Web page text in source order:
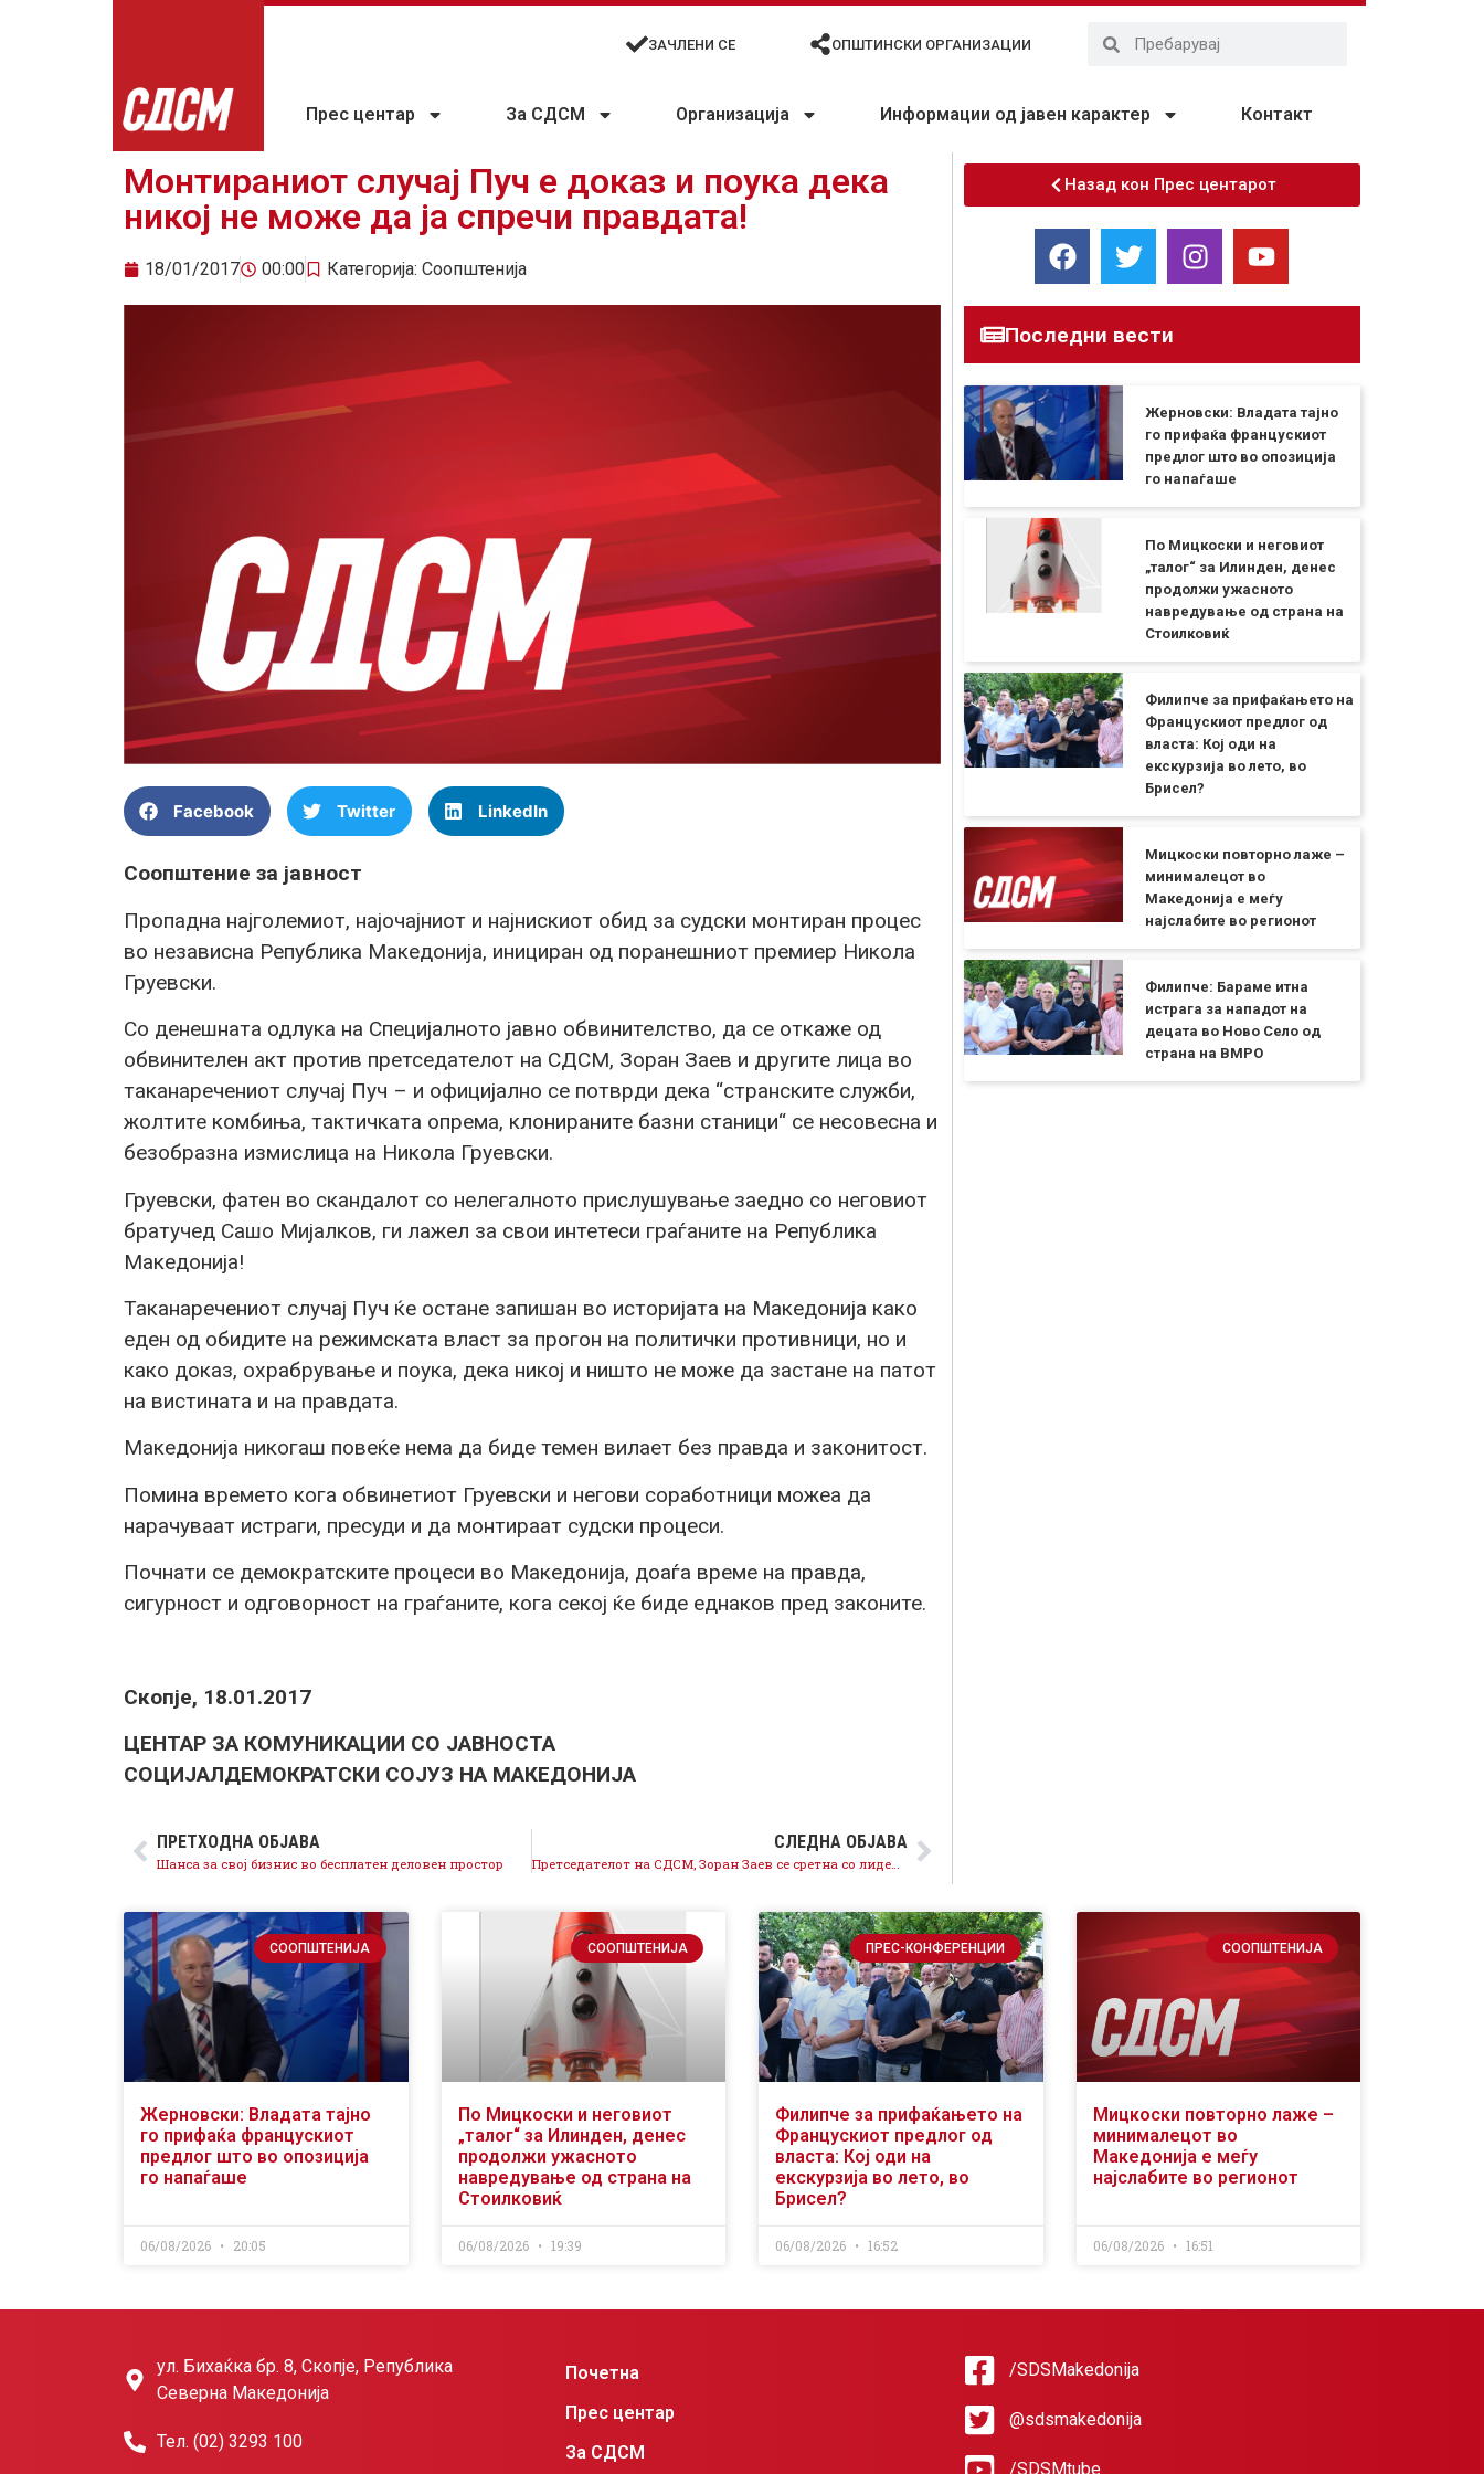
ЗАЧЛЕНИ СЕ ОПШТИНСКИ ОРГАНИЗАЦИИ
Прес центар За СДСМ Организација Информации од јавен карактер Контакт
Монтираниот случај Пуч е доказ и поука дека
никој не може да ја спречи правдата!
18/01/2017 00:00 Категорија: Соопштенија
Facebook Twitter LinkedIn
Соопштение за јавност
Пропадна најголемиот, најочајниот и најнискиот обид за судски монтиран процес
во независна Република Македонија, инициран од поранешниот премиер Никола
Груевски.
Со денешната одлука на Специјалното јавно обвинителство, да се откаже од
обвинителен акт против претседателот на СДСМ, Зоран Заев и другите лица во
таканаречениот случај Пуч – и официјално се потврди дека “странските служби,
жолтите комбиња, тактичката опрема, клонираните базни станици“ се несовесна и
безобразна измислица на Никола Груевски.
Груевски, фатен во скандалот со нелегалното прислушување заедно со неговиот
братучед Сашо Мијалков, ги лажел за свои интетеси граѓаните на Република
Македонија!
Таканаречениот случај Пуч ќе остане запишан во историјата на Македонија како
еден од обидите на режимската власт за прогон на политички противници, но и
како доказ, охрабрување и поука, дека никој и ништо не може да застане на патот
на вистината и на правдата.
Македонија никогаш повеќе нема да биде темен вилает без правда и законитост.
Помина времето кога обвинетиот Груевски и негови соработници можеа да
нарачуваат истраги, пресуди и да монтираат судски процеси.
Почнати се демократските процеси во Македонија, доаѓа време на правда,
сигурност и одговорност на граѓаните, кога секој ќе биде еднаков пред законите.
Скопје, 18.01.2017
ЦЕНТАР ЗА КОМУНИКАЦИИ СО ЈАВНОСТА
СОЦИЈАЛДЕМОКРАТСКИ СОЈУЗ НА МАКЕДОНИЈА
ПРЕТХОДНА ОБЈАВА
Шанса за свој бизнис во бесплатен деловен простор
СЛЕДНА ОБЈАВА
Назад кон Прес центарот
Последни вести
Жерновски: Владата тајно
го прифаќа францускиот
предлог што во опозиција
го напаѓаше
По Мицкоски и неговиот
„талог“ за Илинден, денес
продолжи ужасното
навредување од страна на
Стоилковиќ
Филипче за прифаќањето на
Францускиот предлог од
власта: Кој оди на
екскурзија во лето, во
Брисел?
Мицкоски повторно лаже –
минималецот во
Македонија е меѓу
најслабите во регионот
Филипче: Бараме итна
истрага за нападот на
децата во Ново Село од
страна на ВМРО
СООПШТЕНИЈА
Жерновски: Владата тајно
го прифаќа францускиот
предлог што во опозиција
го напаѓаше
06/08/2026 20:05
СООПШТЕНИЈА
По Мицкоски и неговиот
„талог“ за Илинден, денес
продолжи ужасното
навредување од страна на
Стоилковиќ
06/08/2026 19:39
ПРЕС-КОНФЕРЕНЦИИ
Филипче за прифаќањето на
Францускиот предлог од
власта: Кој оди на
екскурзија во лето, во
Брисел?
06/08/2026 16:52
СООПШТЕНИЈА
Мицкоски повторно лаже –
минималецот во
Македонија е меѓу
најслабите во регионот
06/08/2026 16:51
ул. Бихаќка бр. 8, Скопје, Република
Северна Македонија
Тел. (02) 3293 100
Почетна
Прес центар
За СДСМ
/SDSMakedonija
@sdsmakedonija
/SDSMtube